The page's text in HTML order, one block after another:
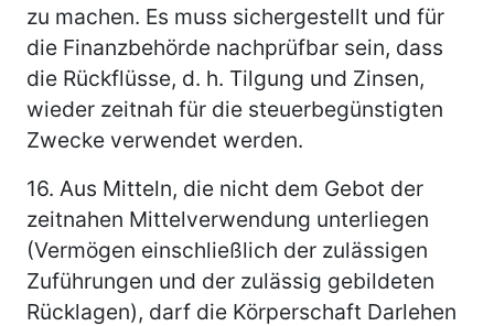
zu machen. Es muss sichergestellt und für
die Finanzbehörde nachprüfbar sein, dass
die Rückflüsse, d. h. Tilgung und Zinsen,
wieder zeitnah für die steuerbegünstigten
Zwecke verwendet werden.
16. Aus Mitteln, die nicht dem Gebot der
zeitnahen Mittelverwendung unterliegen
(Vermögen einschließlich der zulässigen
Zuführungen und der zulässig gebildeten
Rücklagen), darf die Körperschaft Darlehen